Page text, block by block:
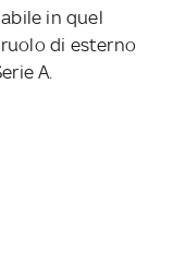
in quel
di esterno
A.